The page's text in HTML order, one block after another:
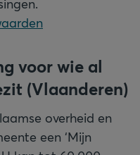
voor wie al
(Vlaanderen)
overheid en
een ‘Mijn